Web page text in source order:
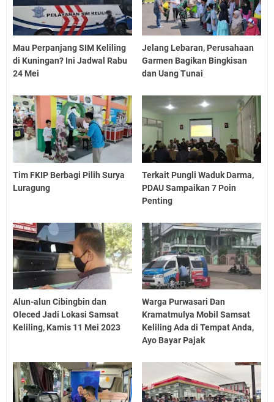
Mau Perpanjang SIM Keliling
di Kuningan? Ini Jadwal Rabu
24 Mei
Jelang Lebaran, Perusahaan
Garmen Bagikan Bingkisan
dan Uang Tunai
Tim FKIP Berbagi Pilih Surya
Luragung
Terkait Pungli Waduk Darma,
PDAU Sampaikan 7 Poin
Penting
Alun-alun Cibingbin dan
Oleced Jadi Lokasi Samsat
Keliling, Kamis 11 Mei 2023
Warga Purwasari Dan
Kramatmulya Mobil Samsat
Keliling Ada di Tempat Anda,
Ayo Bayar Pajak